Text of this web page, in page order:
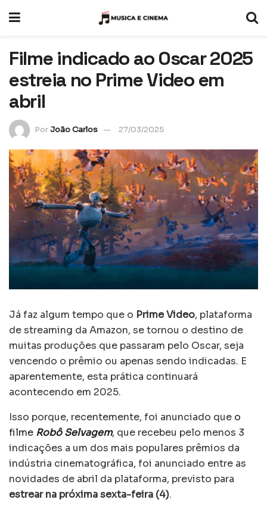
Filme indicado ao Oscar 2025
estreia no Prime Video em
abril
PorJoão Carlos 27/03/2025
Já faz algum tempo que o Prime Video, plataforma
de streaming da Amazon, se tornou o destino de
muitas produções que passaram pelo Oscar, seja
vencendo o prêmio ou apenas sendo indicadas. E
aparentemente, esta prática continuará
acontecendo em 2025.
Isso porque, recentemente, foi anunciado que o
filme Robô Selvagem, que recebeu pelo menos 3
indicações a um dos mais populares prêmios da
indústria cinematográfica, foi anunciado entre as
novidades de abril da plataforma, previsto para
estrear na próxima sexta-feira (4).